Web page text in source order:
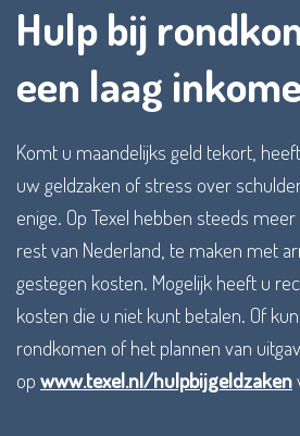
Hulp bij
een laag
Komt u maandelijks geld tekort,
uw geldzaken of stress over
enige. Op Texel hebben steeds
rest van Nederland, te maken met
gestegen kosten. Mogelijk heeft u
kosten die u niet kunt betalen. Of
rondkomen of het plannen van
op www.texel.nl/hulpbijgeldzaken